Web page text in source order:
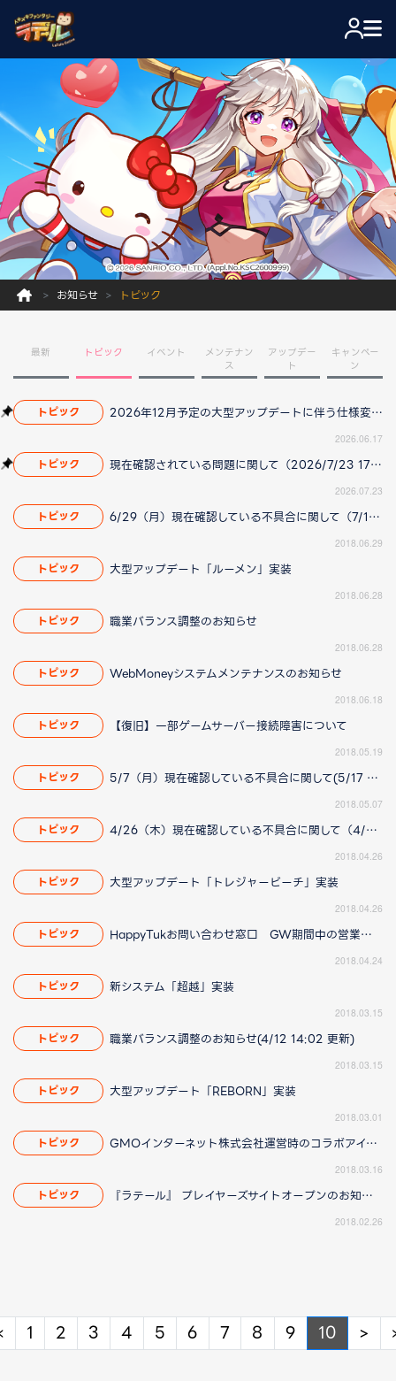
お知らせ トピック
最新 トピック イベント
メンテナン
ス
アップデー
ト
キャンペー
ン
トピック 2026年12月予定の大型アップデートに伴う仕様変更のお知らせ
2026.06.17
トピック 現在確認されている問題に関して（2026/7/23 17:00更新）
2026.07.23
トピック 6/29（月）現在確認している不具合に関して（7/12 14:00更新）
2018.06.29
トピック 大型アップデート「ルーメン」実装
2018.06.28
トピック 職業バランス調整のお知らせ
2018.06.28
トピック WebMoneyシステムメンテナンスのお知らせ
2018.06.18
トピック 【復旧】一部ゲームサーバー接続障害について
2018.05.19
トピック 5/7（月）現在確認している不具合に関して(5/17 14:00 更新)
2018.05.07
トピック 4/26（木）現在確認している不具合に関して（4/27 19:25更新）
2018.04.26
トピック 大型アップデート「トレジャービーチ」実装
2018.04.26
トピック HappyTukお問い合わせ窓口 GW期間中の営業についてのお知らせ
2018.04.24
トピック 新システム「超越」実装
2018.03.15
トピック 職業バランス調整のお知らせ(4/12 14:02 更新)
2018.03.15
トピック 大型アップデート「REBORN」実装
2018.03.01
トピック GMOインターネット株式会社運営時のコラボアイテムについて(3/16 16:45更新)
2018.03.16
トピック 『ラテール』 プレイヤーズサイトオープンのお知らせ
2018.02.26
Previous
1 2 3 4 5 6 7 8 9 10 >